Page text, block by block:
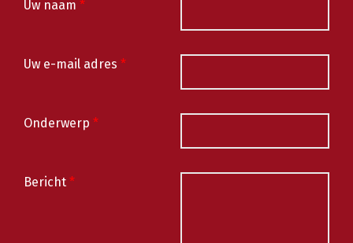
Uw naam *
Uw e-mail adres *
Onderwerp *
Bericht *